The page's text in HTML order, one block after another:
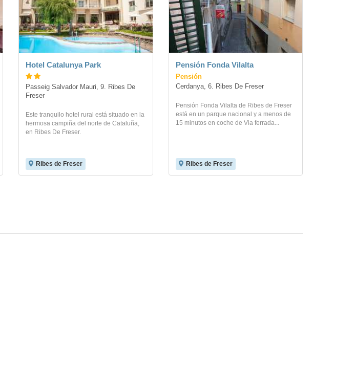
Hotel Catalunya Park
Passeig Salvador Mauri, 9. Ribes De
Freser
Este tranquilo hotel rural está situado en la
hermosa campiña del norte de Cataluña,
en Ribes De Freser.
Ribes de Freser
Pensión Fonda Vilalta
Pensión
Cerdanya, 6. Ribes De Freser
Pensión Fonda Vilalta de Ribes de Freser
está en un parque nacional y a menos de
15 minutos en coche de Via ferrada...
Ribes de Freser